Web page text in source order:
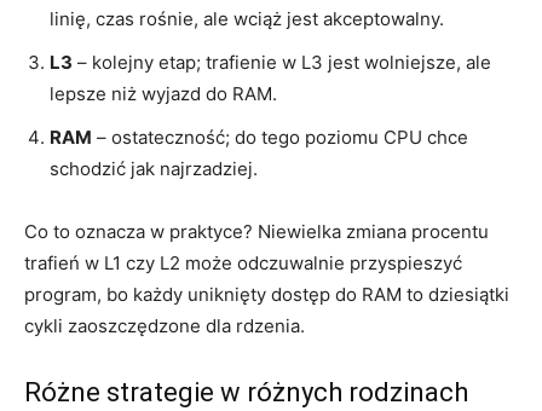
linię, czas rośnie, ale wciąż jest akceptowalny.
L3 – kolejny etap; trafienie w L3 jest wolniejsze, ale
lepsze niż wyjazd do RAM.
RAM – ostateczność; do tego poziomu CPU chce
schodzić jak najrzadziej.
Co to oznacza w praktyce? Niewielka zmiana procentu
trafień w L1 czy L2 może odczuwalnie przyspieszyć
program, bo każdy uniknięty dostęp do RAM to dziesiątki
cykli zaoszczędzone dla rdzenia.
Różne strategie w różnych rodzinach